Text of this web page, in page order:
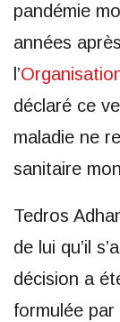
pandémie
années
l’
déclaré ce
maladie ne
sanitaire
Tedros
de lui qu’il
décision a
formulée par